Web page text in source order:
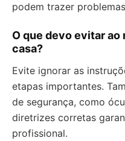
podem trazer
O que devo evitar
casa?
Evite ignorar as
etapas importantes.
de segurança, como
diretrizes corretas
profissional.